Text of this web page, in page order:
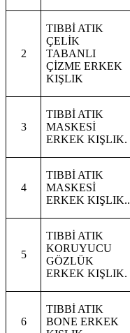
2
TIBBİ ATIK
ÇELİK
TABANLI
ÇİZME ERKEK
KIŞLIK
3
TIBBİ ATIK
MASKESİ
ERKEK KIŞLIK.
4
TIBBİ ATIK
MASKESİ
ERKEK KIŞLIK..
5
TIBBİ ATIK
KORUYUCU
GÖZLÜK
ERKEK KIŞLIK.
6
TIBBİ ATIK
BONE ERKEK